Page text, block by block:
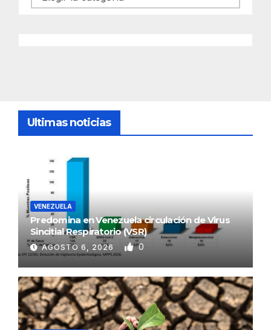
Ultimas noticias
VENEZUELA
Predomina en Venezuela circulación de Virus
Sincitial Respiratorio (VSR)
AGOSTO 6, 2026 0